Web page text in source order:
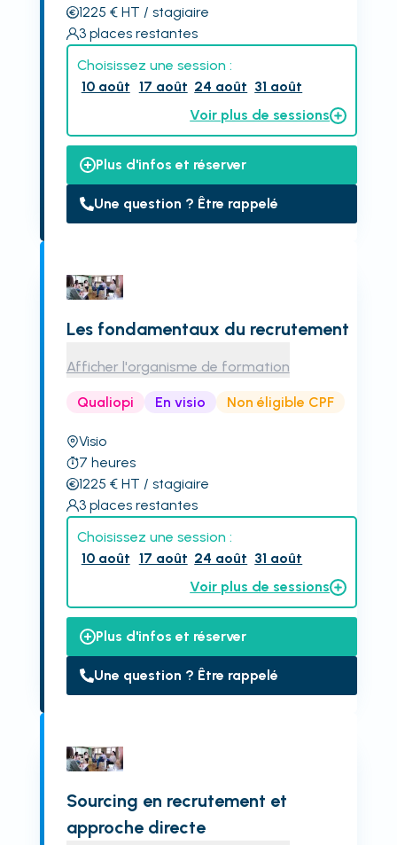
1225 € HT / stagiaire
3 places restantes
Choisissez une session :
10 août 17 août 24 août 31 août
Voir plus de sessions
Plus d'infos et réserver
Une question ? Être rappelé
Les fondamentaux du recrutement
Afficher l'organisme de formation
Qualiopi En visio Non éligible CPF
Visio
7 heures
1225 € HT / stagiaire
3 places restantes
Choisissez une session :
10 août 17 août 24 août 31 août
Voir plus de sessions
Plus d'infos et réserver
Une question ? Être rappelé
Sourcing en recrutement et
approche directe